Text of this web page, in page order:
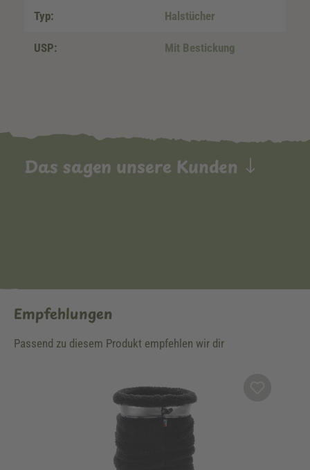
Typ: Halstücher
USP: Mit Bestickung
Das sagen unsere Kunden
Empfehlungen
Passend zu diesem Produkt empfehlen wir dir